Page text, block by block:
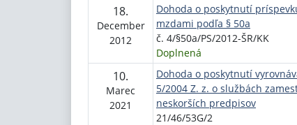
18.
December
2012
Dohoda o poskytnutí
mzdami podľa § 50a
č. 4/§50a/PS/2012-ŠR/KK
Doplnená
10.
Marec
2021
Dohoda o poskytnutí
5/2004 Z. z. o službách
neskorších predpisov
21/46/53G/2